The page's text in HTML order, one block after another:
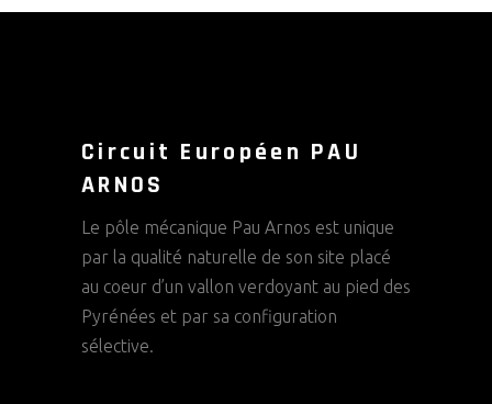
Circuit Européen PAU
ARNOS
Le pôle mécanique Pau Arnos est unique
par la qualité naturelle de son site placé
au coeur d’un vallon verdoyant au pied des
Pyrénées et par sa configuration
sélective.